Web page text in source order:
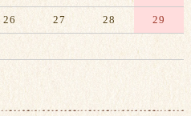
26 27 28 29